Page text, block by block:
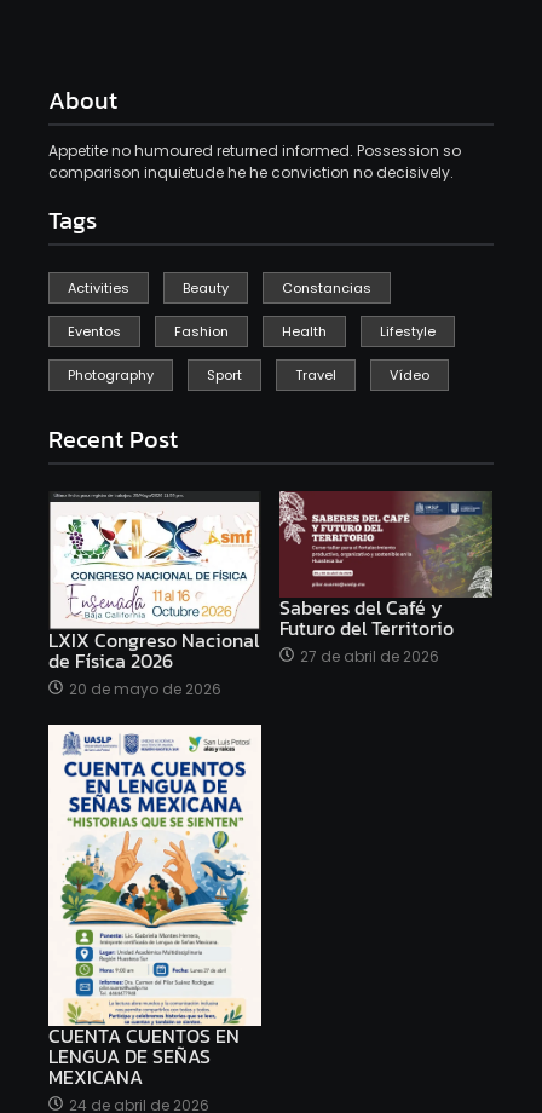
About
Appetite no humoured returned informed. Possession so
comparison inquietude he he conviction no decisively.
Tags
Activities Beauty Constancias
Eventos Fashion Health Lifestyle
Photography Sport Travel Vídeo
Recent Post
LXIX Congreso Nacional
de Física 2026
20 de mayo de 2026
Saberes del Café y
Futuro del Territorio
27 de abril de 2026
CUENTA CUENTOS EN
LENGUA DE SEÑAS
MEXICANA
24 de abril de 2026